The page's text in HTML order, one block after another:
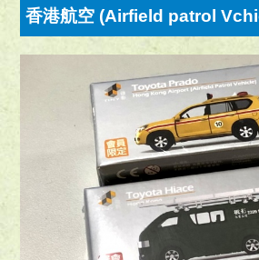
香港航空 (Airfield patrol